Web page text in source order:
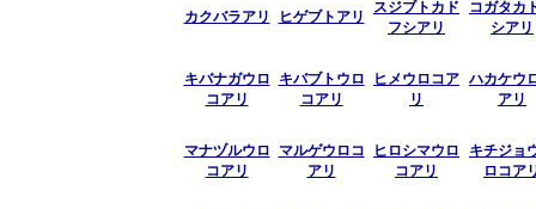
カクバラアリ ヒゲブトアリ
スジブトカド
フシアリ
コガタカ
シアリ
キバナガウロ
コアリ
キバブトウロ
コアリ
ヒメウロコア
リ
ハカケウ
アリ
マナヅルウロ
コアリ
マルゲウロコ
アリ
ヒロシマウロ
コアリ
キチジョ
ロコア